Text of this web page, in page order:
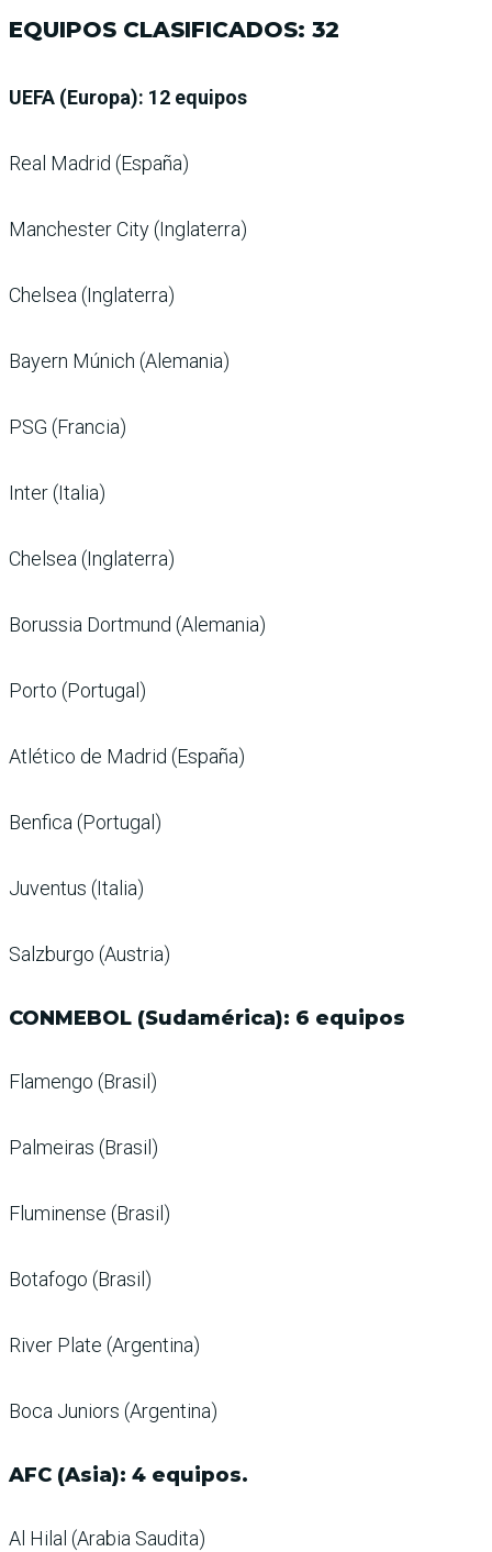
EQUIPOS CLASIFICADOS: 32
UEFA (Europa): 12 equipos
Real Madrid (España)
Manchester City (Inglaterra)
Chelsea (Inglaterra)
Bayern Múnich (Alemania)
PSG (Francia)
Inter (Italia)
Chelsea (Inglaterra)
Borussia Dortmund (Alemania)
Porto (Portugal)
Atlético de Madrid (España)
Benfica (Portugal)
Juventus (Italia)
Salzburgo (Austria)
CONMEBOL (Sudamérica): 6 equipos
Flamengo (Brasil)
Palmeiras (Brasil)
Fluminense (Brasil)
Botafogo (Brasil)
River Plate (Argentina)
Boca Juniors (Argentina)
AFC (Asia): 4 equipos.
Al Hilal (Arabia Saudita)